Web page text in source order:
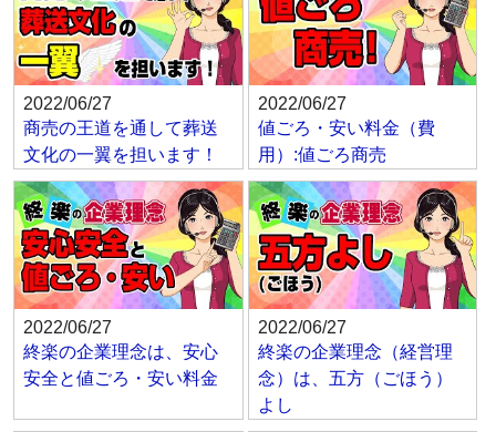
2022/06/27
商売の王道を通して葬送
文化の一翼を担います！
2022/06/27
値ごろ・安い料金（費
用）:値ごろ商売
2022/06/27
終楽の企業理念は、安心
安全と値ごろ・安い料金
2022/06/27
終楽の企業理念（経営理
念）は、五方（ごほう）
よし